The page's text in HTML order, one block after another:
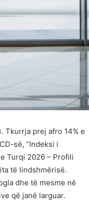
Tkurrja prej afro 14% e
së, “Indeksi i
Turqi 2026 – Profili
të lindshmërisë.
dhe të mesme në
që janë larguar.